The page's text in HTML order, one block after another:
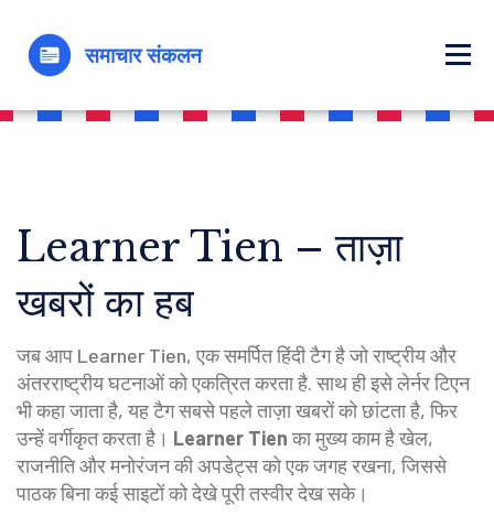
Learner Tien – ताज़ा
खबरों का हब
जब आप Learner Tien,एक समर्पित हिंदी टैग है जो राष्ट्रीय और
अंतरराष्ट्रीय घटनाओं को एकत्रित करता है. साथ ही इसेलेर्नर टिएन
भी कहा जाता है, यह टैग सबसे पहले ताज़ा खबरों को छांटता है, फिर
उन्हें वर्गीकृत करता है। Learner Tienका मुख्य काम है खेल,
राजनीति और मनोरंजन की अपडेट्स को एक जगह रखना, जिससे
पाठक बिना कई साइटों को देखे पूरी तस्वीर देख सके।